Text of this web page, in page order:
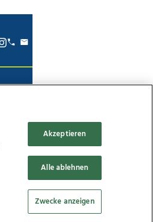
Akzeptieren
Alle ablehnen
Zwecke anzeigen